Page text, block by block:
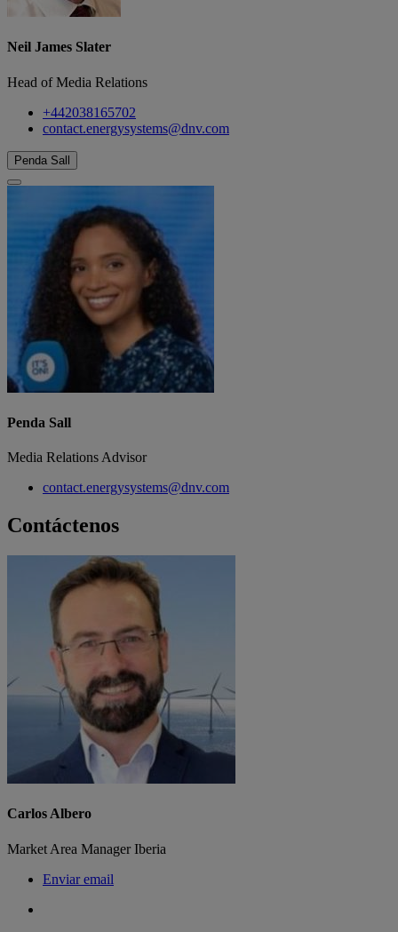
Neil James Slater
Head of Media Relations
+442038165702
contact.energysystems@dnv.com
Penda Sall
Penda Sall
Media Relations Advisor
contact.energysystems@dnv.com
Contáctenos
Carlos Albero
Market Area Manager Iberia
Enviar email